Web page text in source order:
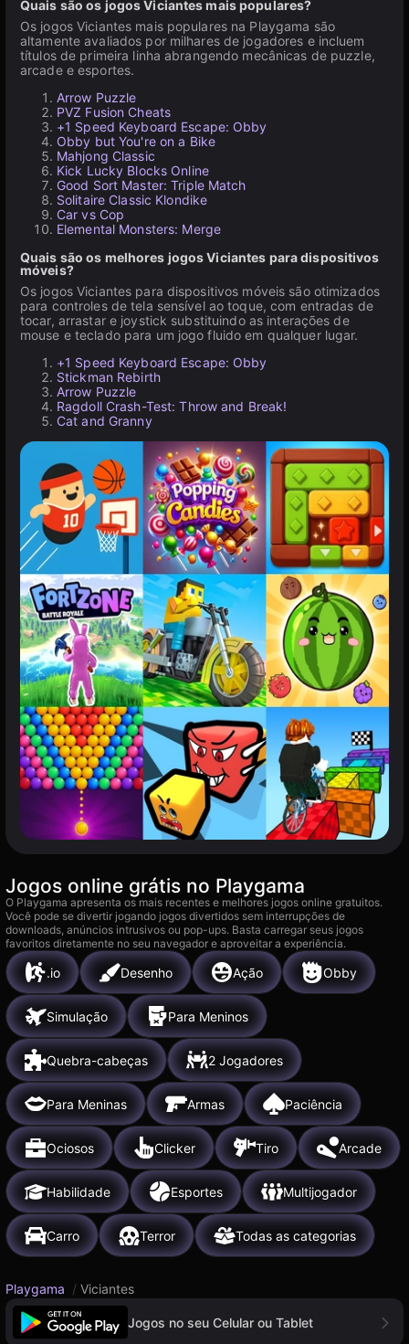
Quais são os jogos Viciantes mais populares?
Os jogos Viciantes mais populares na Playgama são
altamente avaliados por milhares de jogadores e incluem
títulos de primeira linha abrangendo mecânicas de puzzle,
arcade e esportes.
Arrow Puzzle
PVZ Fusion Cheats
+1 Speed Keyboard Escape: Obby
Obby but You're on a Bike
Mahjong Classic
Kick Lucky Blocks Online
Good Sort Master: Triple Match
Solitaire Classic Klondike
Car vs Cop
Elemental Monsters: Merge
Quais são os melhores jogos Viciantes para dispositivos
móveis?
Os jogos Viciantes para dispositivos móveis são otimizados
para controles de tela sensível ao toque, com entradas de
tocar, arrastar e joystick substituindo as interações de
mouse e teclado para um jogo fluido em qualquer lugar.
+1 Speed Keyboard Escape: Obby
Stickman Rebirth
Arrow Puzzle
Ragdoll Crash-Test: Throw and Break!
Cat and Granny
Jogos online grátis no Playgama
O Playgama apresenta os mais recentes e melhores jogos online gratuitos.
Você pode se divertir jogando jogos divertidos sem interrupções de
downloads, anúncios intrusivos ou pop-ups. Basta carregar seus jogos
favoritos diretamente no seu navegador e aproveitar a experiência.
.io Desenho Ação Obby
Simulação Para Meninos
Quebra-cabeças 2 Jogadores
Para Meninas Armas Paciência
Ociosos Clicker Tiro Arcade
Habilidade Esportes Multijogador
Carro Terror Todas as categorias
Playgama / Viciantes
Jogos no seu Celular ou Tablet